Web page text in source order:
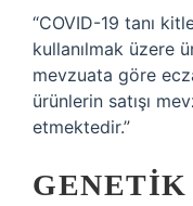
“COVID-19 tanı
kullanılmak üzere
mevzuata göre
ürünlerin satışı
etmektedir.”